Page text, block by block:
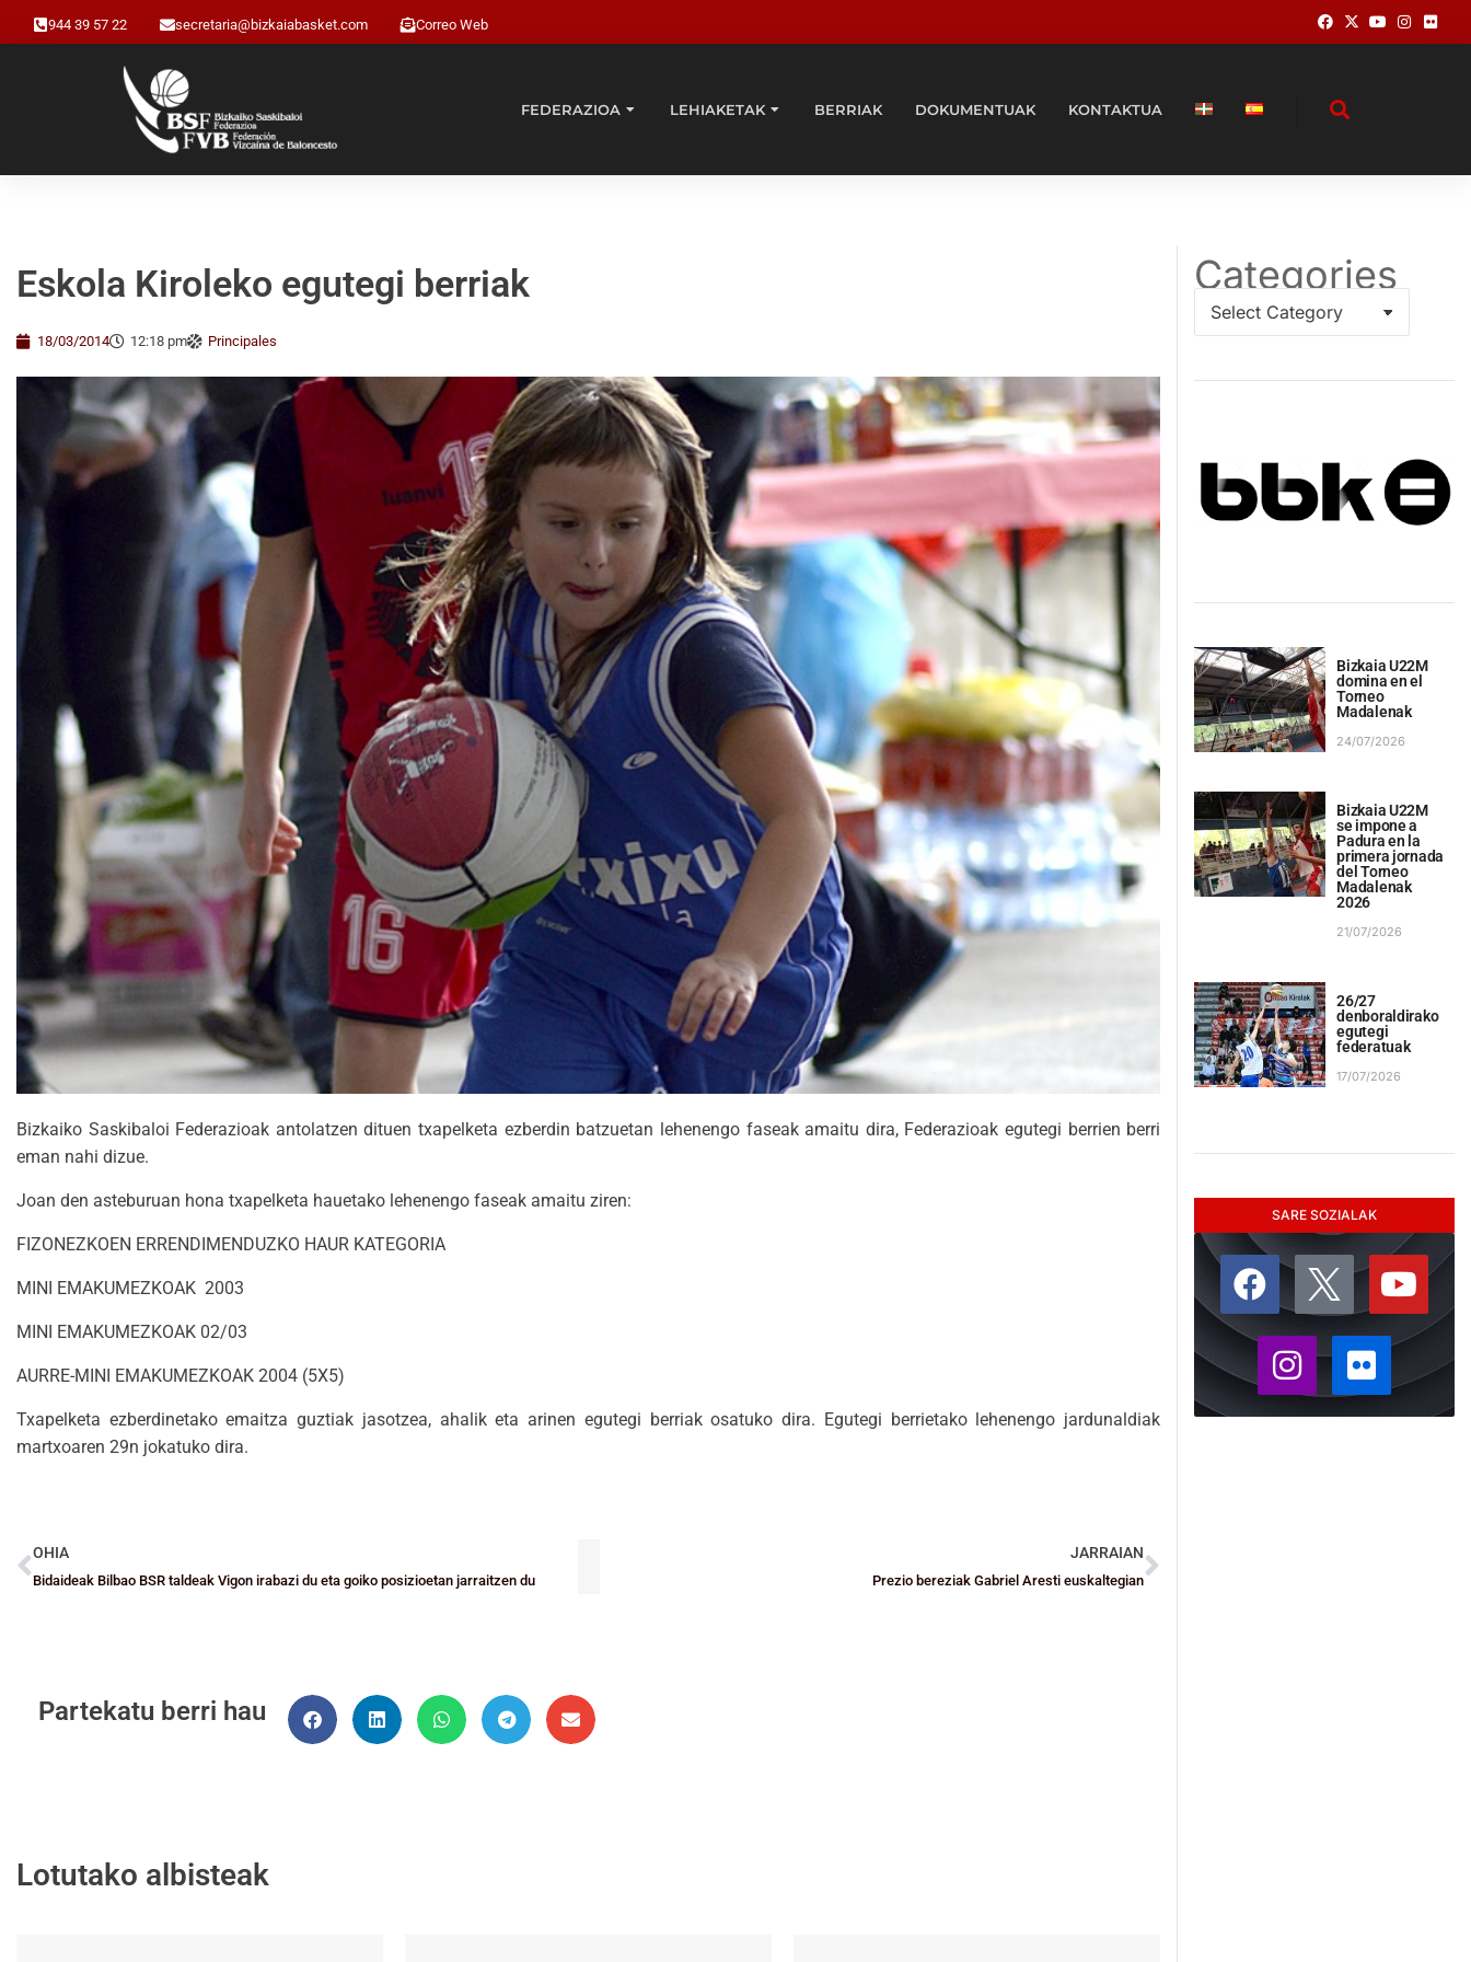
944 39 57 22 secretaria@bizkaiabasket.com Correo Web
FEDERAZIOA LEHIAKETAK BERRIAK DOKUMENTUAK KONTAKTUA
Eskola Kiroleko egutegi berriak
18/03/2014 12:18 pm Principales
Bizkaiko Saskibaloi Federazioak antolatzen dituen txapelketa ezberdin batzuetan lehenengo faseak amaitu dira, Federazioak egutegi berrien berri
eman nahi dizue.
Joan den asteburuan hona txapelketa hauetako lehenengo faseak amaitu ziren:
FIZONEZKOEN ERRENDIMENDUZKO HAUR KATEGORIA
MINI EMAKUMEZKOAK 2003
MINI EMAKUMEZKOAK 02/03
AURRE-MINI EMAKUMEZKOAK 2004 (5X5)
Txapelketa ezberdinetako emaitza guztiak jasotzea, ahalik eta arinen egutegi berriak osatuko dira. Egutegi berrietako lehenengo jardunaldiak
martxoaren 29n jokatuko dira.
OHIA
Bidaideak Bilbao BSR taldeak Vigon irabazi du eta goiko posizioetan jarraitzen du
JARRAIAN
Prezio bereziak Gabriel Aresti euskaltegian
Partekatu berri hau
Lotutako albisteak
Categories
Bizkaia U22M
domina en el
Torneo
Madalenak
24/07/2026
Bizkaia U22M
se impone a
Padura en la
primera jornada
del Torneo
Madalenak
2026
21/07/2026
26/27
denboraldirako
egutegi
federatuak
17/07/2026
SARE SOZIALAK